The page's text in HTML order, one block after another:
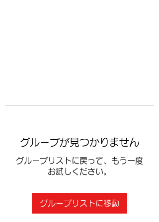
グループが見つかりません
グループリストに戻って、もう一度
お試しください。
グループリストに移動